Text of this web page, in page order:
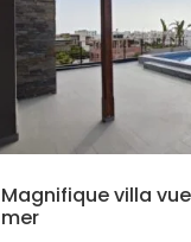
Magnifique villa
mer